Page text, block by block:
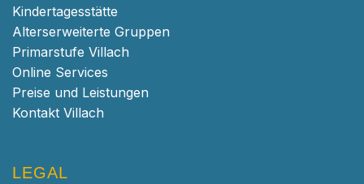
Kindertagesstätte
Alterserweiterte Gruppen
Primarstufe Villach
Online Services
Preise und Leistungen
Kontakt Villach
LEGAL